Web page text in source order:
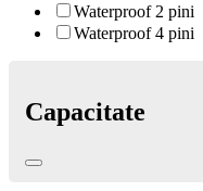
Waterproof 2 pini
Waterproof 4 pini
Capacitate